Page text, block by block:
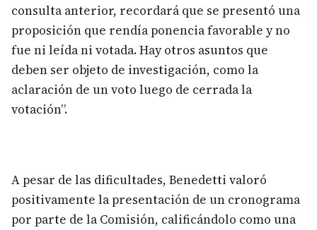
consulta anterior, recordará que se presentó una
proposición que rendía ponencia favorable y no
fue ni leída ni votada. Hay otros asuntos que
deben ser objeto de investigación, como la
aclaración de un voto luego de cerrada la
votación”.
A pesar de las dificultades, Benedetti valoró
positivamente la presentación de un cronograma
por parte de la Comisión, calificándolo como una